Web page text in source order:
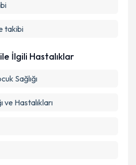
takibi
İlgili Hastalıklar
Sağlığı
ve Hastalıkları